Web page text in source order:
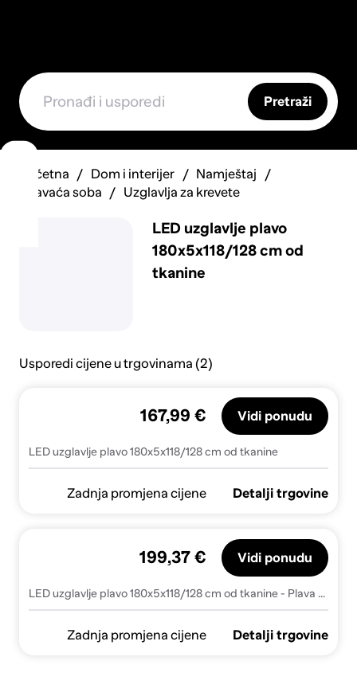
Pretraži
Početna Dom i interijer
Namještaj
Spavaća soba
Uzglavlja za krevete
LED uzglavlje plavo
180x5x118/128 cm od
tkanine
Usporedi cijene u trgovinama (2)
LED uzglavlje plavo 180x5x118/128 cm od tkanine
167,99 € Vidi ponudu
Zadnja promjena cijene Detalji trgovine
LED uzglavlje plavo 180x5x118/128 cm od tkanine - Plava 180 x 5 x 118/128 cm 1
199,37 € Vidi ponudu
Zadnja promjena cijene Detalji trgovine